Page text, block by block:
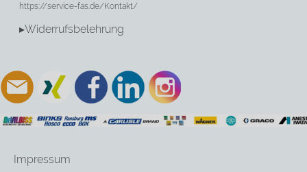
https://service-fas.de/Kontakt/
▸Widerrufsbelehrung
Impressum